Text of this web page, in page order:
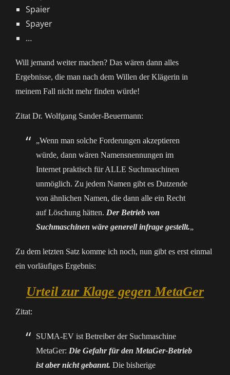
Spaier
Spayer
…
Will jemand weiter machen? Das wären dann alles
Ergebnisse, die man nach dem Willen der Klägerin in
meinem Fall nicht mehr finden würde!
Zitat Dr. Wolfgang Sander-Beuermann:
„Wenn man solche Forderungen akzeptieren
würde, dann wären Namensnennungen im
Internet praktisch für ALLE Suchmaschinen
unmöglich. Zu jedem Namen gibt es Dutzende
von ähnlichen Namen, die dann alle ein Recht
auf Löschung hätten. Der Betrieb von
Suchmaschinen wäre generell infrage gestellt.„
Zu dem letzten Satz komme ich noch, nun gibt es erst einmal
ein vorläufiges Ergebnis:
Urteil zur Klage gegen MetaGer
Zitat:
SUMA-EV ist Betreiber der Suchmaschine
MetaGer: Die Gefahr für den MetaGer-Betrieb
ist aber nicht gebannt. Die bisherige